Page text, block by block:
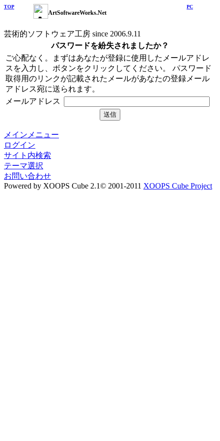
TOP PC
ArtSoftwareWorks.Net
芸術的ソフトウェア工房 since 2006.9.11
パスワードを紛失されましたか？
ご心配なく。まずはあなたが登録に使用したメールアドレ
スを入力し、ボタンをクリックしてください。 パスワード
取得用のリンクが記載されたメールがあなたの登録メール
アドレス宛に送られます。
メールアドレス
メインメニュー
ログイン
サイト内検索
テーマ選択
お問い合わせ
Powered by XOOPS Cube 2.1© 2001-2011 XOOPS Cube Project